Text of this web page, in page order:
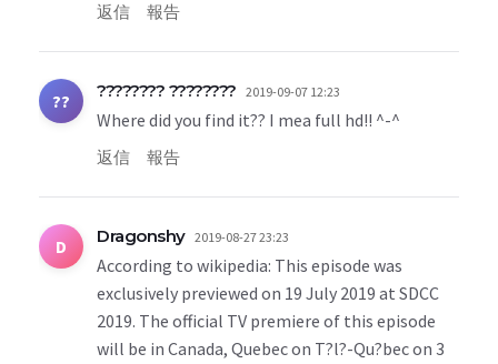
返信 報告
?? ???????? ???????? 2019-09-07 12:23
Where did you find it?? I mea full hd!! ^-^
返信 報告
D Dragonshy 2019-08-27 23:23
According to wikipedia: This episode was
exclusively previewed on 19 July 2019 at SDCC
2019. The official TV premiere of this episode
will be in Canada, Quebec on T?l?-Qu?bec on 3